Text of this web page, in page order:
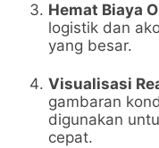
Hemat Biaya
logistik dan
yang besar.
Visualisasi
gambaran
digunakan
cepat.